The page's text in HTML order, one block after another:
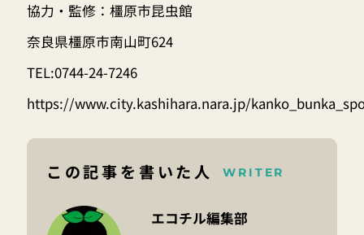
協力・監修：橿原市昆虫館
奈良県橿原市南山町624
TEL:0744-24-7246
https://www.city.kashihara.nara.jp/
この記事を書いた人 WRITER
エコチル編集部